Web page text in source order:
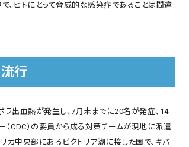
、ヒトにとって脅威的な感染症であることは間違
行
出血熱が発生し、7月末までに20名が発症、14
CDC）の要員から成る対策チームが現地に派遣
カ中央部にあるビクトリア湖に接した国で、キバ